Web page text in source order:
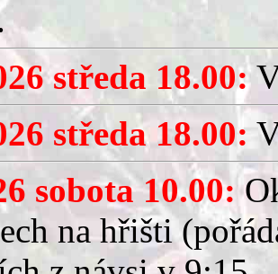
středa 18.00:
středa 18.00:
sobota 10.00:
na hřišti